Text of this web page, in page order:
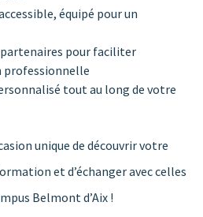
équipé pour un
partenaires pour faciliter
professionnelle
tout au long de votre
unique de découvrir votre
et d’échanger avec celles
Belmont d’Aix !